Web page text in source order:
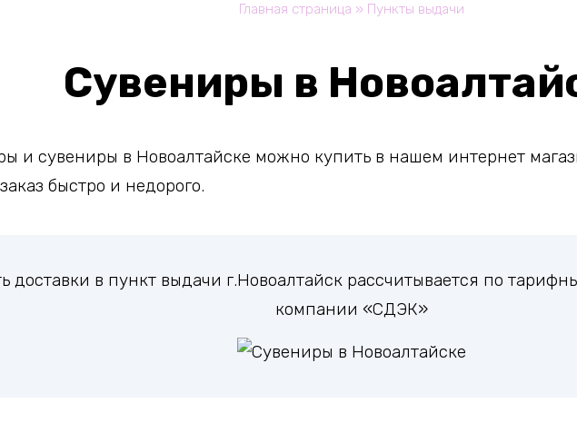
Главная страница » Пункты выдачи
Сувениры в
и сувениры в Новоалтайске можно купить в нашем интернет
быстро и недорого.
доставки в пункт выдачи г.Новоалтайск рассчитывается по
компании «СДЭК»